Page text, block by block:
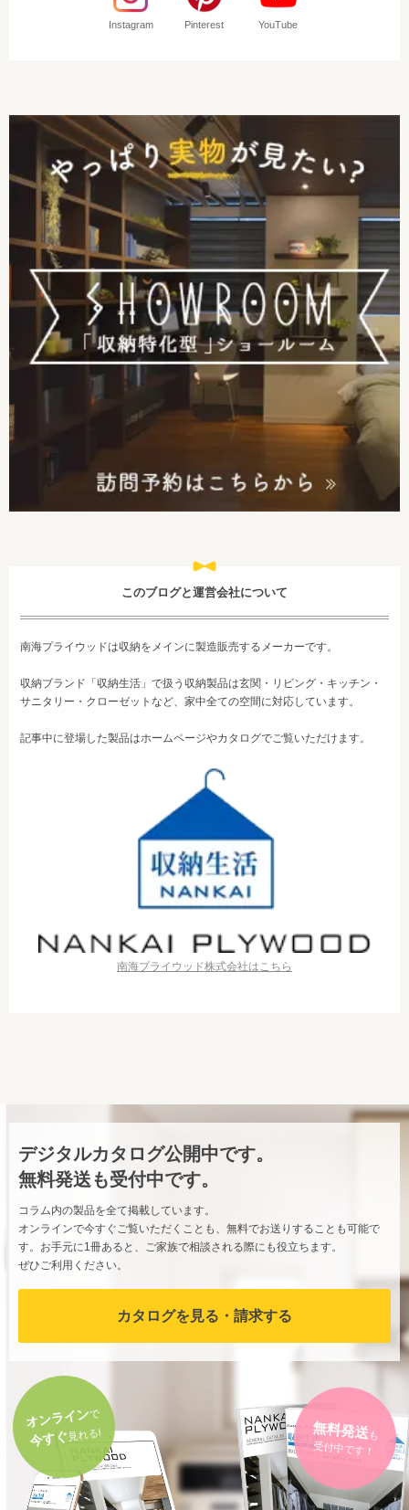
Instagram Pinterest YouTube
このブログと運営会社について
南海プライウッドは収納をメインに製造販売するメーカーです。
収納ブランド「収納生活」で扱う収納製品は玄関・リビング・キッチン・
サニタリー・クローゼットなど、家中全ての空間に対応しています。
記事中に登場した製品はホームページやカタログでご覧いただけます。
南海プライウッド株式会社はこちら
デジタルカタログ公開中です。
無料発送も受付中です。
コラム内の製品を全て掲載しています。
オンラインで今すぐご覧いただくことも、無料でお送りすることも可能で
す。お手元に1冊あると、ご家族で相談される際にも役立ちます。
ぜひご利用ください。
カタログを見る・請求する
オンライン で
今すぐ見れる! 無料発送
受付中です！